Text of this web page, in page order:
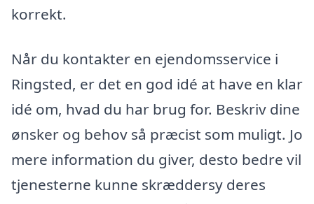
korrekt.
Når du kontakter en ejendomsservice i
Ringsted, er det en god idé at have en klar
idé om, hvad du har brug for. Beskriv dine
ønsker og behov så præcist som muligt. Jo
mere information du giver, desto bedre vil
tjenesterne kunne skræddersy deres